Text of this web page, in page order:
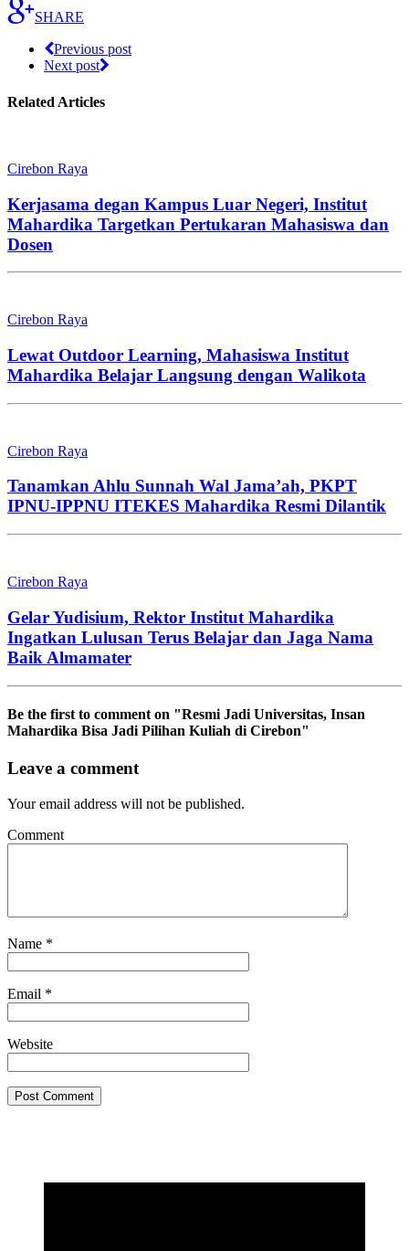
SHARE
Previous post
Next post
Related Articles
Cirebon Raya
Kerjasama degan Kampus Luar Negeri, Institut
Mahardika Targetkan Pertukaran Mahasiswa dan
Dosen
Cirebon Raya
Lewat Outdoor Learning, Mahasiswa Institut
Mahardika Belajar Langsung dengan Walikota
Cirebon Raya
Tanamkan Ahlu Sunnah Wal Jama’ah, PKPT
IPNU-IPPNU ITEKES Mahardika Resmi Dilantik
Cirebon Raya
Gelar Yudisium, Rektor Institut Mahardika
Ingatkan Lulusan Terus Belajar dan Jaga Nama
Baik Almamater
Be the first to comment on "Resmi Jadi Universitas, Insan
Mahardika Bisa Jadi Pilihan Kuliah di Cirebon"
Leave a comment
Your email address will not be published.
Comment
Name*
Email*
Website